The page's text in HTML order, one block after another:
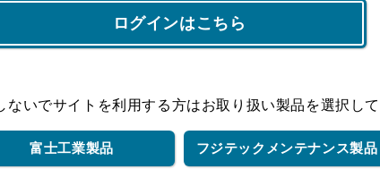
オープン価格
オープン価格
ログインはこちら
ないでサイトを利用する方はお取り扱い製品を選択し
富士工業製品 フジテック メンテナンス製品